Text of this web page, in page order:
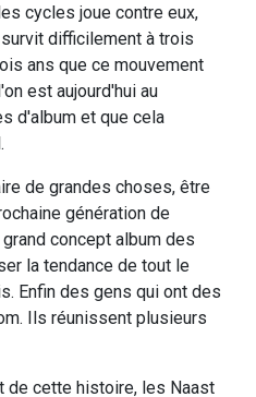
cycles joue contre eux,
difficilement à trois
ans que ce mouvement
est aujourd'hui au
d'album et que cela
de grandes choses, être
génération de
concept album des
la tendance de tout le
Enfin des gens qui ont des
Ils réunissent plusieurs
de cette histoire, les Naast